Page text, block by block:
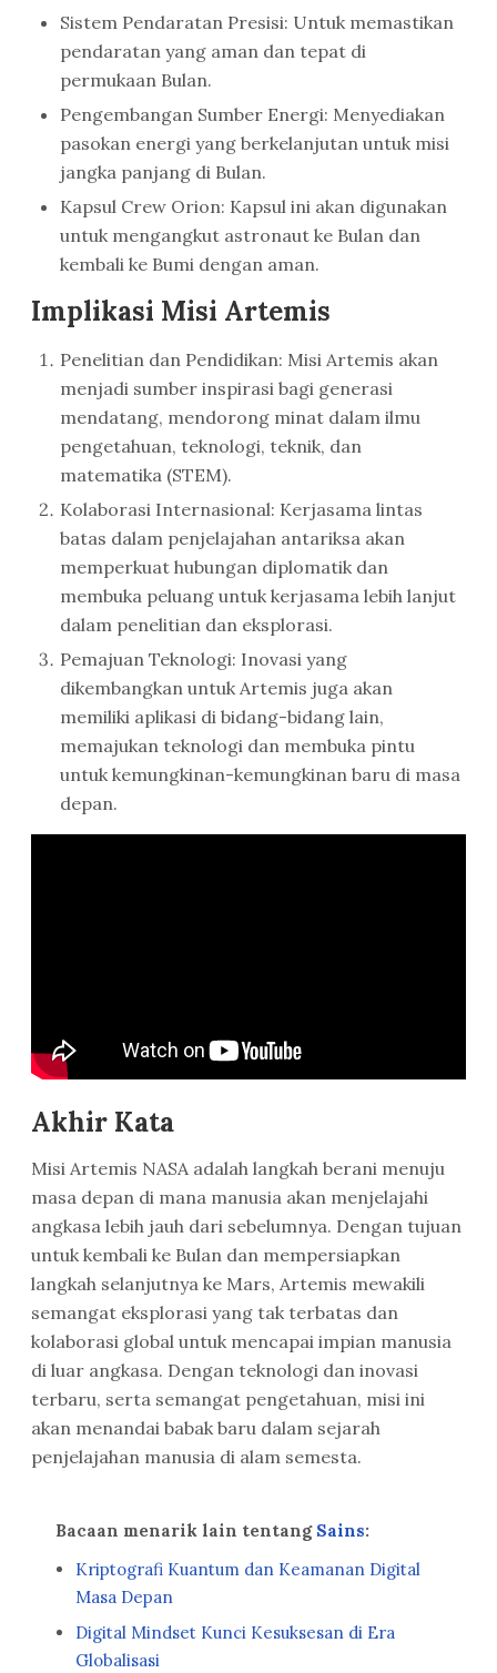
Sistem Pendaratan Presisi: Untuk memastikan
pendaratan yang aman dan tepat di
permukaan Bulan.
Pengembangan Sumber Energi: Menyediakan
pasokan energi yang berkelanjutan untuk misi
jangka panjang di Bulan.
Kapsul Crew Orion: Kapsul ini akan digunakan
untuk mengangkut astronaut ke Bulan dan
kembali ke Bumi dengan aman.
Implikasi Misi Artemis
Penelitian dan Pendidikan: Misi Artemis akan
menjadi sumber inspirasi bagi generasi
mendatang, mendorong minat dalam ilmu
pengetahuan, teknologi, teknik, dan
matematika (STEM).
Kolaborasi Internasional: Kerjasama lintas
batas dalam penjelajahan antariksa akan
memperkuat hubungan diplomatik dan
membuka peluang untuk kerjasama lebih lanjut
dalam penelitian dan eksplorasi.
Pemajuan Teknologi: Inovasi yang
dikembangkan untuk Artemis juga akan
memiliki aplikasi di bidang-bidang lain,
memajukan teknologi dan membuka pintu
untuk kemungkinan-kemungkinan baru di masa
depan.
Akhir Kata
Misi Artemis NASA adalah langkah berani menuju
masa depan di mana manusia akan menjelajahi
angkasa lebih jauh dari sebelumnya. Dengan tujuan
untuk kembali ke Bulan dan mempersiapkan
langkah selanjutnya ke Mars, Artemis mewakili
semangat eksplorasi yang tak terbatas dan
kolaborasi global untuk mencapai impian manusia
di luar angkasa. Dengan teknologi dan inovasi
terbaru, serta semangat pengetahuan, misi ini
akan menandai babak baru dalam sejarah
penjelajahan manusia di alam semesta.
Bacaan menarik lain tentang Sains:
Kriptografi Kuantum dan Keamanan Digital
Masa Depan
Digital Mindset Kunci Kesuksesan di Era
Globalisasi